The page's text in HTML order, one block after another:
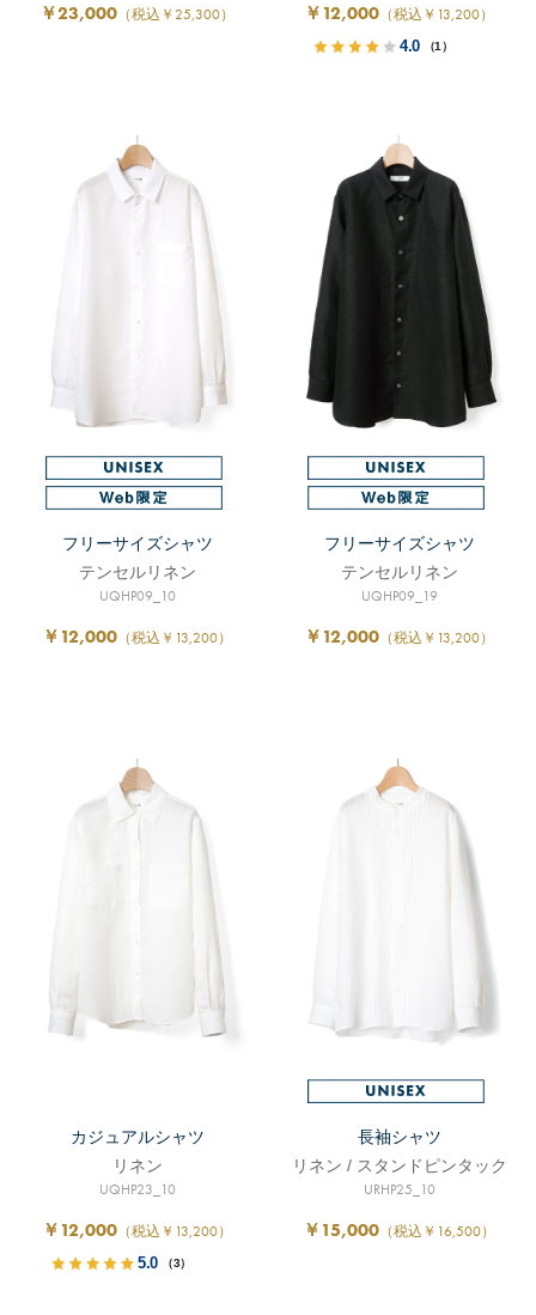
￥23,000 （税込￥25,300） ￥12,000 （税込￥13,200）
4.0 （1）
フリーサイズシャツ
テンセルリネン
UQHP09_10
￥12,000 （税込￥13,200）
フリーサイズシャツ
テンセルリネン
UQHP09_19
￥12,000 （税込￥13,200）
カジュアルシャツ
リネン
UQHP23_10
￥12,000 （税込￥13,200）
5.0 （3）
長袖シャツ
リネン / スタンドピンタック
URHP25_10
￥15,000 （税込￥16,500）